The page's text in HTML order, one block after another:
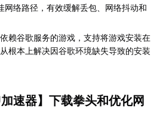
网络路径，有效缓解丢包、网络抖动和
依赖谷歌服务的游戏，支持将游戏安装在
根本上解决因谷歌环境缺失导致的安装
速器】下载拳头和优化网